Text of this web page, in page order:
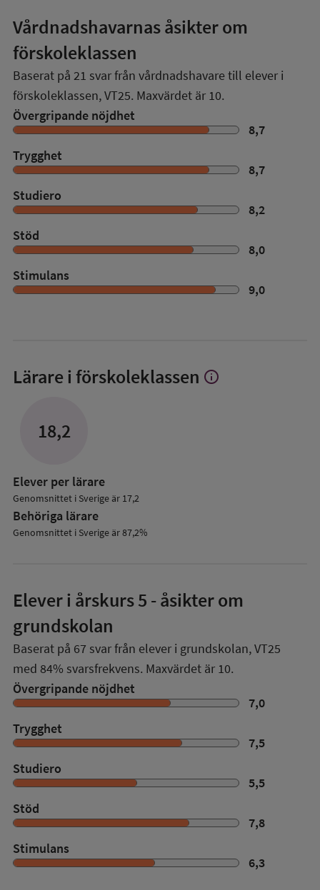
Vårdnadshavarnas åsikter om
förskoleklassen
Baserat på 21 svar från vårdnadshavare till elever i
förskoleklassen,VT25. Maxvärdet är 10.
Övergripande nöjdhet
8,7
Trygghet
8,7
Studiero
8,2
Stöd
8,0
Stimulans
9,0
Lärare i förskoleklassen Visa
info
18,2
Elever per lärare
Genomsnittet i Sverige är 17,2
Behöriga lärare
Genomsnittet i Sverige är 87,2%
Elever i årskurs 5 - åsikter om
grundskolan
Baserat på 67 svar från elever i grundskolan,VT25
med 84% svarsfrekvens. Maxvärdet är 10.
Övergripande nöjdhet
7,0
Trygghet
7,5
Studiero
5,5
Stöd
7,8
Stimulans
6,3